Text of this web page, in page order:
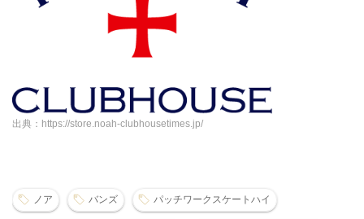
出典：https://store.noah-clubhousetimes.jp/
ノア バンズ パッチワークスケートハイ